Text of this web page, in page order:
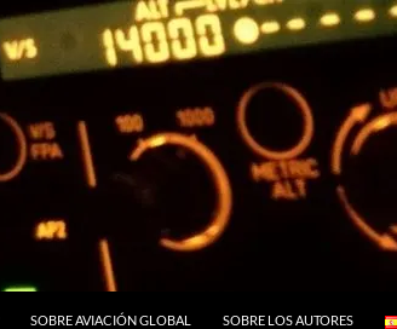
SOBRE AVIACIÓN GLOBAL SOBRE LOS AUTORES